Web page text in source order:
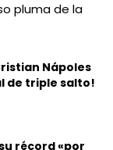
pluma de la
Nápoles
de triple salto!
récord «por